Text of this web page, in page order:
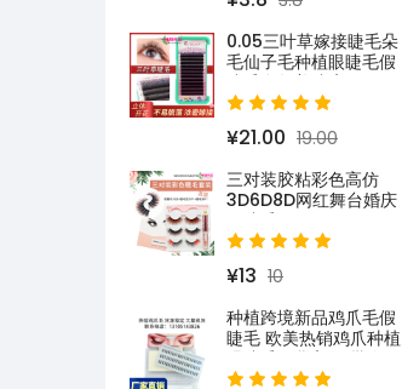
0.05三叶草嫁接睫毛朵
毛仙子毛种植眼睫毛假
睫毛自然美睫店用
¥21.00 19.00
三对装胶粘彩色高仿
3D6D8D网红舞台婚庆
假睫毛
¥13 10
种植跨境新品鸡爪毛假
睫毛 欧美热销鸡爪种植
眼睫毛现货贸易 批发